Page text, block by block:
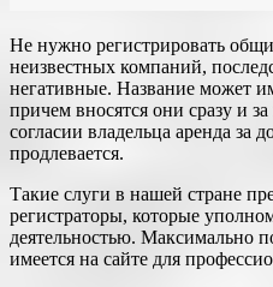
Не нужно регистрировать
неизвестных компаний,
негативные. Название может
причем вносятся они сразу и
согласии владельца аренда за
продлевается.
Такие слуги в нашей стране
регистраторы, которые
деятельностью. Максимально
имеется на сайте для